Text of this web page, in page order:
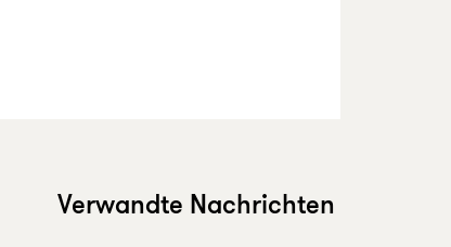
Verwandte Nachrichten